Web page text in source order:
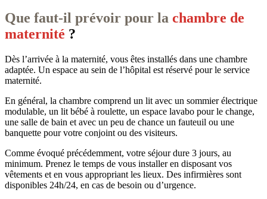
Que faut-il prévoir pour la chambre de
maternité ?
Dès l’arrivée à la maternité, vous êtes installés dans une chambre
adaptée. Un espace au sein de l’hôpital est réservé pour le service
maternité.
En général, la chambre comprend un lit avec un sommier électrique
modulable, un lit bébé à roulette, un espace lavabo pour le change,
une salle de bain et avec un peu de chance un fauteuil ou une
banquette pour votre conjoint ou des visiteurs.
Comme évoqué précédemment, votre séjour dure 3 jours, au
minimum. Prenez le temps de vous installer en disposant vos
vêtements et en vous appropriant les lieux. Des infirmières sont
disponibles 24h/24, en cas de besoin ou d’urgence.